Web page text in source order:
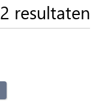
2 resultaten